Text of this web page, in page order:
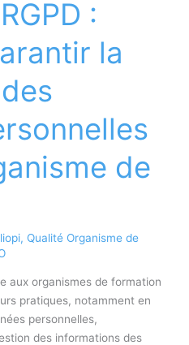
:
la
de
, Qualité Organisme de
aux organismes de formation
pratiques, notamment en
personnelles,
des informations des